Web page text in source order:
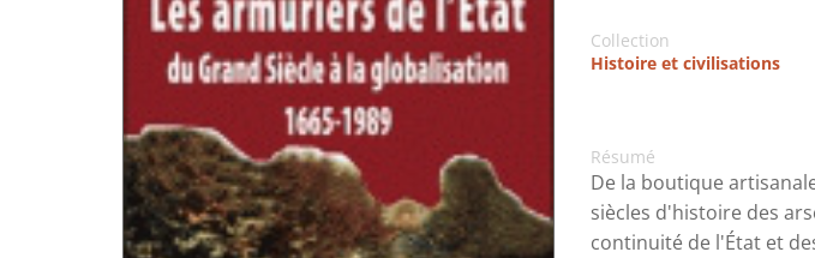
Collection
Histoire et civilisations
Résumé
De la boutique
siècles d'histoire des
continuité de l'État et